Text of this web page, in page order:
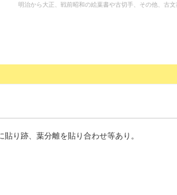
明治から大正、戦前昭和の絵葉書や古切手、その他、古
り跡、葉分離を貼り合わせ等あり。